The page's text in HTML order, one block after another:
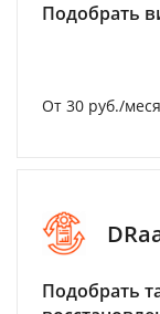
Подобрать
От 30 руб./
Подобрать